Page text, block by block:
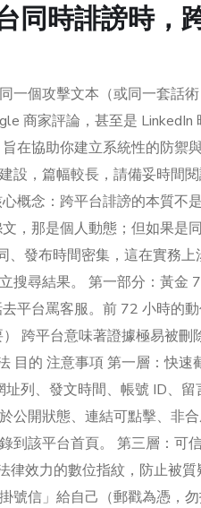
同時誹謗時，
個攻擊文本（或同一套話術
商家評論，甚至是
在協助你建立系統性的防禦
設，篇幅較長，請備妥時間
概念：跨平台誹謗的本質不
，那是個人動態；但如果是
發布時間密集，這在實務
搜尋結果。 第一部分：黃
平台罵客服。前 72 小時的
跨平台意味著證據極易被刪
目的 注意事項 第一層：快
列、發文時間、帳號 ID、
公開狀態、連結可點擊、非
到該平台首頁。 第三層：可
效力的數位指紋，防止被
號信」給自己（郵戳為憑，